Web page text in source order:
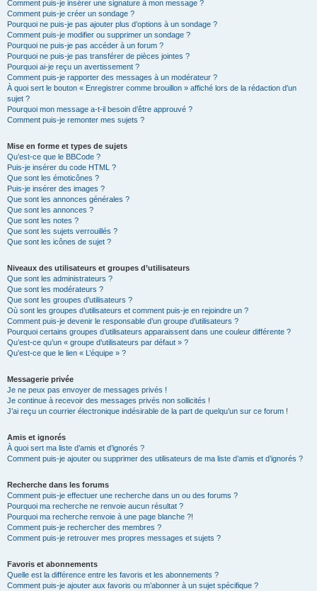
Comment puis-je insérer une signature à mon message ?
Comment puis-je créer un sondage ?
Pourquoi ne puis-je pas ajouter plus d’options à un sondage ?
Comment puis-je modifier ou supprimer un sondage ?
Pourquoi ne puis-je pas accéder à un forum ?
Pourquoi ne puis-je pas transférer de pièces jointes ?
Pourquoi ai-je reçu un avertissement ?
Comment puis-je rapporter des messages à un modérateur ?
À quoi sert le bouton « Enregistrer comme brouillon » affiché lors de la rédaction d’un
sujet ?
Pourquoi mon message a-t-il besoin d’être approuvé ?
Comment puis-je remonter mes sujets ?
Mise en forme et types de sujets
Qu’est-ce que le BBCode ?
Puis-je insérer du code HTML ?
Que sont les émoticônes ?
Puis-je insérer des images ?
Que sont les annonces générales ?
Que sont les annonces ?
Que sont les notes ?
Que sont les sujets verrouillés ?
Que sont les icônes de sujet ?
Niveaux des utilisateurs et groupes d’utilisateurs
Que sont les administrateurs ?
Que sont les modérateurs ?
Que sont les groupes d’utilisateurs ?
Où sont les groupes d’utilisateurs et comment puis-je en rejoindre un ?
Comment puis-je devenir le responsable d’un groupe d’utilisateurs ?
Pourquoi certains groupes d’utilisateurs apparaissent dans une couleur différente ?
Qu’est-ce qu’un « groupe d’utilisateurs par défaut » ?
Qu’est-ce que le lien « L’équipe » ?
Messagerie privée
Je ne peux pas envoyer de messages privés !
Je continue à recevoir des messages privés non sollicités !
J’ai reçu un courrier électronique indésirable de la part de quelqu’un sur ce forum !
Amis et ignorés
À quoi sert ma liste d’amis et d’ignorés ?
Comment puis-je ajouter ou supprimer des utilisateurs de ma liste d’amis et d’ignorés ?
Recherche dans les forums
Comment puis-je effectuer une recherche dans un ou des forums ?
Pourquoi ma recherche ne renvoie aucun résultat ?
Pourquoi ma recherche renvoie à une page blanche ?!
Comment puis-je rechercher des membres ?
Comment puis-je retrouver mes propres messages et sujets ?
Favoris et abonnements
Quelle est la différence entre les favoris et les abonnements ?
Comment puis-je ajouter aux favoris ou m’abonner à un sujet spécifique ?